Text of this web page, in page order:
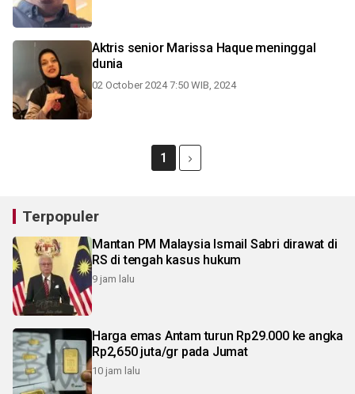
Aktris senior Marissa Haque meninggal
dunia
02 October 2024 7:50 WIB, 2024
1
Terpopuler
Mantan PM Malaysia Ismail Sabri dirawat di
RS di tengah kasus hukum
9 jam lalu
Harga emas Antam turun Rp29.000 ke angka
Rp2,650 juta/gr pada Jumat
10 jam lalu